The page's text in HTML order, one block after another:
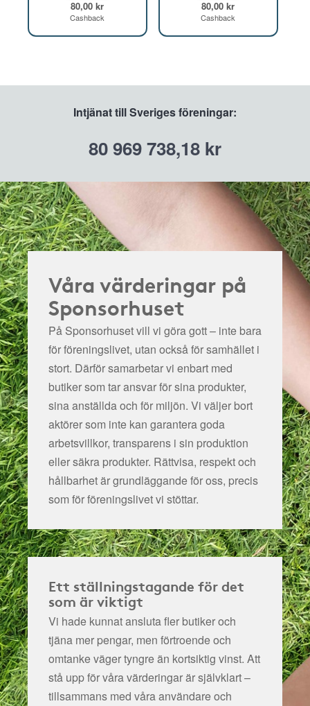
80,00 kr
Cashback
80,00 kr
Cashback
Intjänat till Sveriges föreningar:
80 969 738,18 kr
Våra värderingar på
Sponsorhuset
På Sponsorhuset vill vi göra gott – inte bara
för föreningslivet, utan också för samhället i
stort. Därför samarbetar vi enbart med
butiker som tar ansvar för sina produkter,
sina anställda och för miljön. Vi väljer bort
aktörer som inte kan garantera goda
arbetsvillkor, transparens i sin produktion
eller säkra produkter. Rättvisa, respekt och
hållbarhet är grundläggande för oss, precis
som för föreningslivet vi stöttar.
Ett ställningstagande för det
som är viktigt
Vi hade kunnat ansluta fler butiker och
tjäna mer pengar, men förtroende och
omtanke väger tyngre än kortsiktig vinst. Att
stå upp för våra värderingar är självklart –
tillsammans med våra användare och